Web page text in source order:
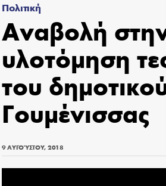
Πολιτική
Αναβολή
υλοτόμηση
του
Γουμένισσας
9 ΑΥΓΟΎΣΤΟΥ, 2018